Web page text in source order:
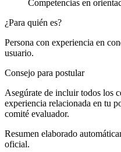
Competencias en
¿Para quién es?
Persona con experiencia en
usuario.
Consejo para postular
Asegúrate de incluir todos los
experiencia relacionada en tu
comité evaluador.
Resumen elaborado
oficial.